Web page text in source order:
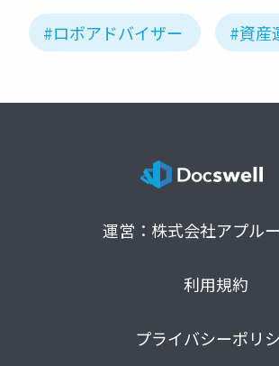
#ロボアドバイザー #資産
運営：株式会社アプル
利用規約
プライバシーポリ